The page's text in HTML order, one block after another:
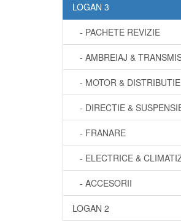
LOGAN 3
- PACHETE REVIZIE
- AMBREIAJ &
- MOTOR & DISTRIBUTIE
- DIRECTIE &
- FRANARE
- ELECTRICE &
- ACCESORII
LOGAN 2